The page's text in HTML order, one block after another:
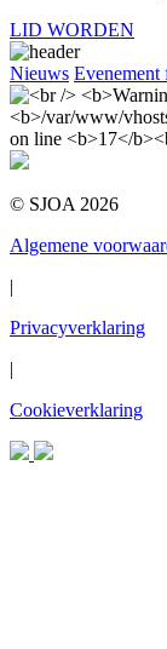
LID WORDEN
Nieuws Evenement
© SJOA 2026
Algemene
|
Privacyverklaring
|
Cookieverklaring